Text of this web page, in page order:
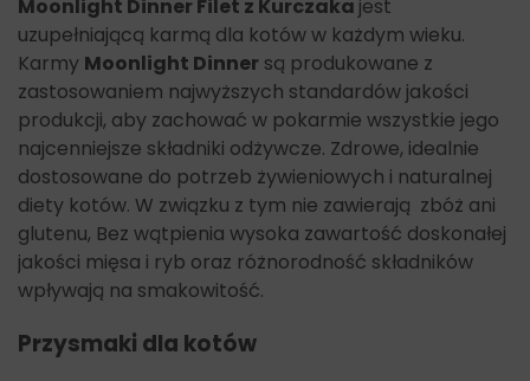
Moonlight Dinner Filet z Kurczaka jest
uzupełniającą karmą dla kotów w każdym wieku.
Karmy Moonlight Dinner są produkowane z
zastosowaniem najwyższych standardów jakości
produkcji, aby zachować w pokarmie wszystkie jego
najcenniejsze składniki odżywcze. Zdrowe, idealnie
dostosowane do potrzeb żywieniowych i naturalnej
diety kotów. W związku z tym nie zawierają zbóż ani
glutenu, Bez wątpienia wysoka zawartość doskonałej
jakości mięsa i ryb oraz różnorodność składników
wpływają na smakowitość.
Przysmaki dla kotów